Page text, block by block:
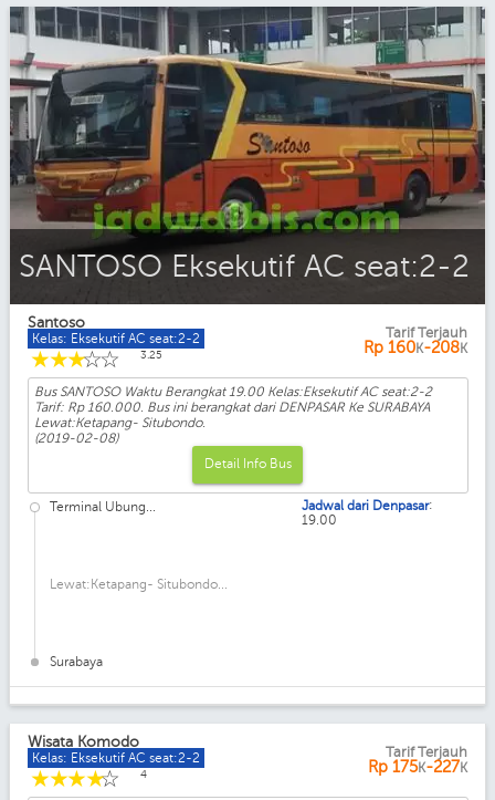
SANTOSO Eksekutif AC seat:2-2
Santoso
Kelas: Eksekutif AC seat:2-2
☆
☆
☆
☆
☆ 3.25
Tarif Terjauh
Rp 160K-208K
Bus SANTOSO Waktu Berangkat 19.00 Kelas:Eksekutif AC seat:2-2
Tarif: Rp 160.000. Bus ini berangkat dari DENPASAR Ke SURABAYA
Lewat:Ketapang- Situbondo.
(2019-02-08)
Detail Info Bus
Terminal Ubung...
Lewat:Ketapang- Situbondo...
Surabaya
Jadwal dari Denpasar:
19.00
Wisata Komodo
Kelas: Eksekutif AC seat:2-2
☆
☆
☆
☆
☆ 4
Tarif Terjauh
Rp 175K-227K